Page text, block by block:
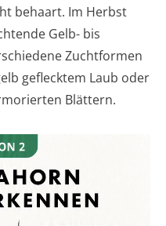
behaart. Im Herbst
Gelb- bis
Zuchtformen
geflecktem Laub oder
Blättern.